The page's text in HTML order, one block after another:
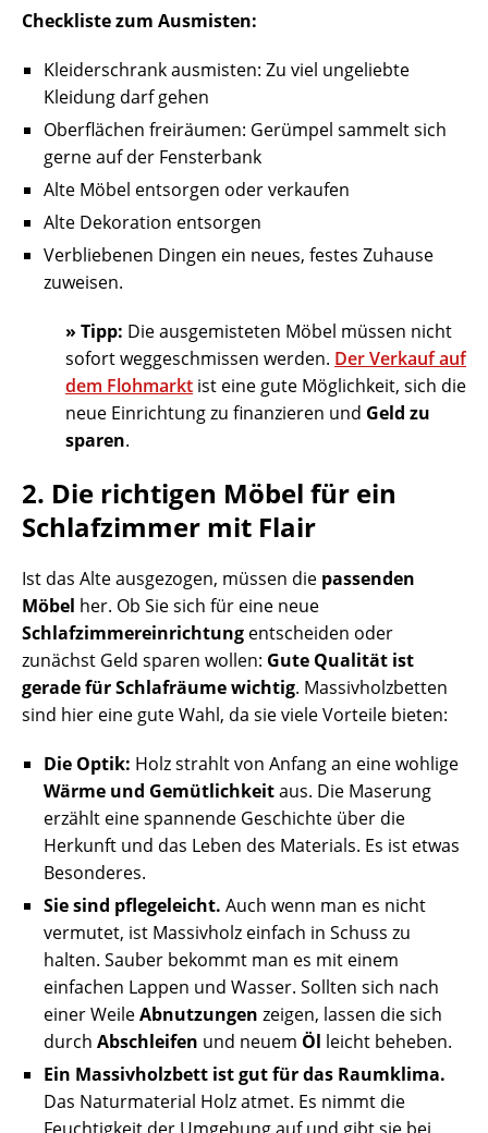
Checkliste zum Ausmisten:
Kleiderschrank ausmisten: Zu viel ungeliebte
Kleidung darf gehen
Oberflächen freiräumen: Gerümpel sammelt sich
gerne auf der Fensterbank
Alte Möbel entsorgen oder verkaufen
Alte Dekoration entsorgen
Verbliebenen Dingen ein neues, festes Zuhause
zuweisen.
» Tipp: Die ausgemisteten Möbel müssen nicht
sofort weggeschmissen werden. Der Verkauf auf
dem Flohmarkt ist eine gute Möglichkeit, sich die
neue Einrichtung zu finanzieren und Geld zu
sparen.
2. Die richtigen Möbel für ein
Schlafzimmer mit Flair
Ist das Alte ausgezogen, müssen die passenden
Möbel her. Ob Sie sich für eine neue
Schlafzimmereinrichtung entscheiden oder
zunächst Geld sparen wollen: Gute Qualität ist
gerade für Schlafräume wichtig. Massivholzbetten
sind hier eine gute Wahl, da sie viele Vorteile bieten:
Die Optik: Holz strahlt von Anfang an eine wohlige
Wärme und Gemütlichkeitaus. Die Maserung
erzählt eine spannende Geschichte über die
Herkunft und das Leben des Materials. Es ist etwas
Besonderes.
Sie sind pflegeleicht. Auch wenn man es nicht
vermutet, ist Massivholz einfach in Schuss zu
halten. Sauber bekommt man es mit einem
einfachen Lappen und Wasser. Sollten sich nach
einer WeileAbnutzungen zeigen, lassen die sich
durch Abschleifen und neuem Öl leicht beheben.
Ein Massivholzbett ist gut für das Raumklima.
Das Naturmaterial Holz atmet. Es nimmt die